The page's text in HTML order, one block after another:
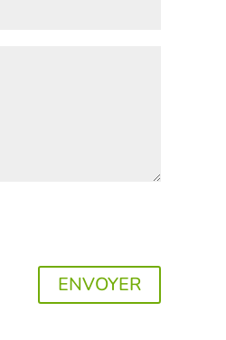
ENVOYER